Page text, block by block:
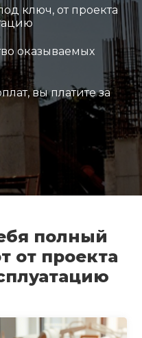
ключ, от проекта
оказываемых
вы платите за
полный
от проекта